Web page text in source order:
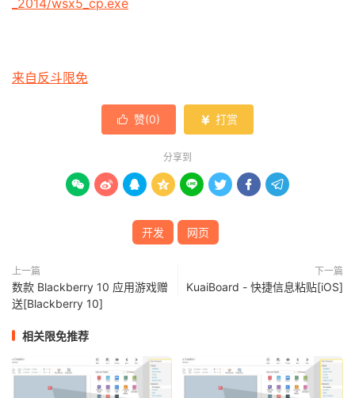
来自反斗限免
 赞(0)  打赏
分享到
       
开发 网页
上一篇
数款 Blackberry 10 应用游戏赠
送[Blackberry 10]
下一篇
KuaiBoard - 快捷信息粘贴[iOS]
相关限免推荐